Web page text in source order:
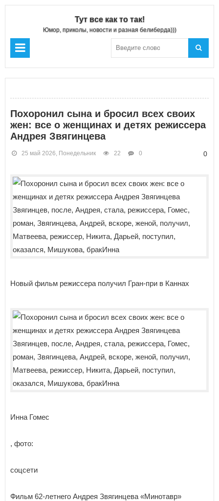
Тут все как то так!
Юмор, приколы, новости и разная белиберда)))
Похоронил сына и бросил всех своих
жен: все о женщинах и детях режиссера
Андрея Звягинцева
25 май 2026, Понедельник 22 0 0
Новый фильм режиссера получил Гран-при в Каннах
Инна Гомес
, фото:
соцсети
Фильм 62-летнего Андрея Звягинцева «Минотавр»